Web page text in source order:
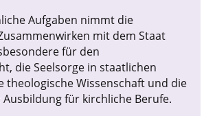
Aufgaben nimmt die
mit dem Staat
für den
die Seelsorge in staatlichen
theologische Wissenschaft und die
für kirchliche Berufe.